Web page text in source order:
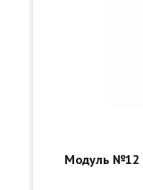
Модуль №12